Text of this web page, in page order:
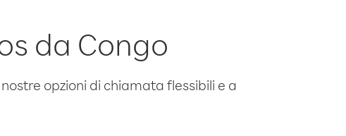
da Congo
opzioni di chiamata flessibili e a